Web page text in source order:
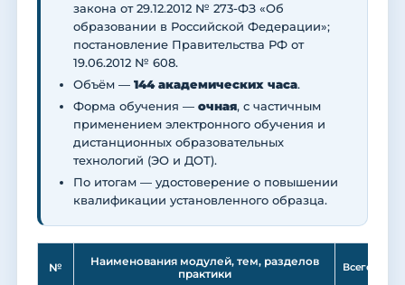
закона от 29.12.2012 № 273-ФЗ «Об
образовании в Российской Федерации»;
постановление Правительства РФ от
19.06.2012 № 608.
Объём — 144 академических часа.
Форма обучения — очная, с частичным
применением электронного обучения и
дистанционных образовательных
технологий (ЭО и ДОТ).
По итогам — удостоверение о повышении
квалификации установленного образца.
№
Наименования модулей, тем, разделов
практики
Всего